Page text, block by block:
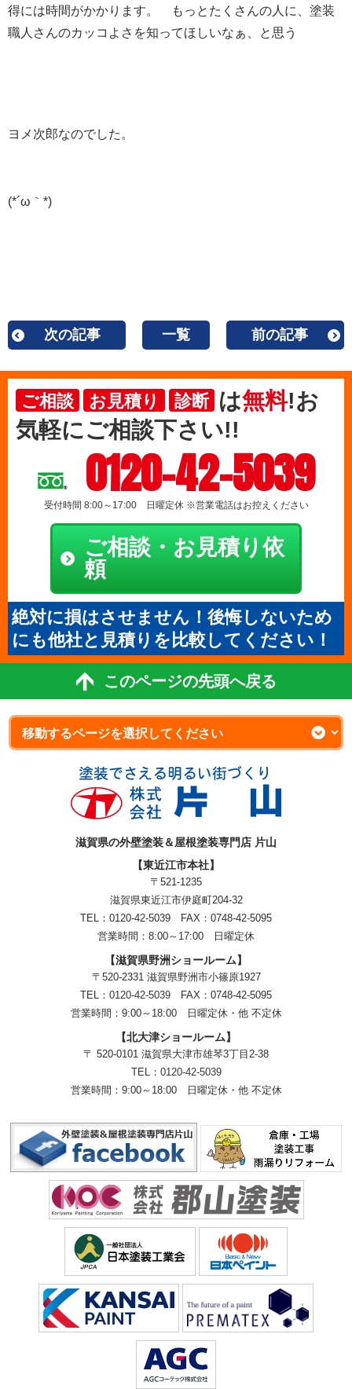
得には時間がかかります。 もっとたくさんの人に、塗装
職人さんのカッコよさを知ってほしいなぁ、と思う
ヨメ次郎なのでした。
(*´ω｀*)
次の記事 一覧 前の記事
ご相談 お見積り 診断 は無料!お
気軽にご相談下さい!!
0120-42-5039
受付時間 8:00～17:00 日曜定休 ※営業電話はお控えください
ご相談・お見積り依
頼
絶対に損はさせません！後悔しないため
にも他社と見積りを比較してください！
このページの先頭へ戻る
滋賀県の外壁塗装＆屋根塗装専門店 片山
【東近江市本社】
〒521-1235
滋賀県東近江市伊庭町204-32
TEL：0120-42-5039 FAX：0748-42-5095
営業時間：8:00～17:00 日曜定休
【滋賀県野洲ショールーム】
〒520-2331 滋賀県野洲市小篠原1927
TEL： 0120-42-5039 FAX：0748-42-5095
営業時間：9:00～18:00
日曜定休・他 不定休
【北大津ショールーム】
〒 520-0101 滋賀県大津市雄琴3丁目2-38
TEL： 0120-42-5039
営業時間：9:00～18:00
日曜定休・他 不定休